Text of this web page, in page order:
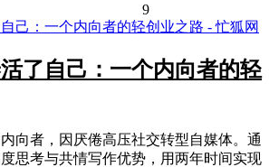
9
了自己：一个内向者的轻
向者，因厌倦高压社交转型自媒体。通
思考与共情写作优势，用两年时间实现